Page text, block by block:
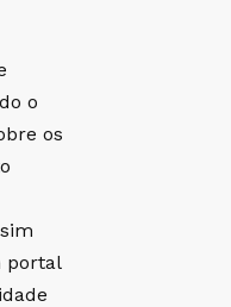
o
os
portal